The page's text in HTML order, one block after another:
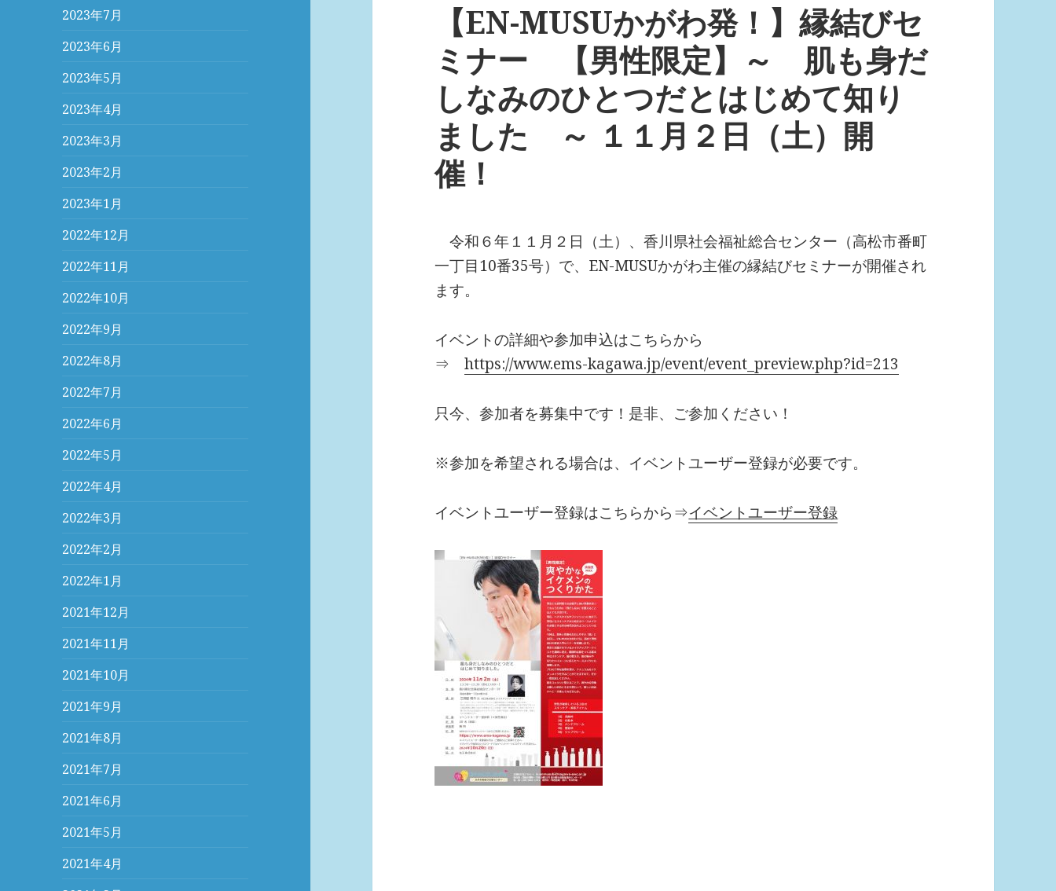
2023年7月
2023年6月
2023年5月
2023年4月
2023年3月
2023年2月
2023年1月
2022年12月
2022年11月
2022年10月
2022年9月
2022年8月
2022年7月
2022年6月
2022年5月
2022年4月
2022年3月
2022年2月
2022年1月
2021年12月
2021年11月
2021年10月
2021年9月
2021年8月
2021年7月
2021年6月
2021年5月
2021年4月
【EN-MUSUかがわ発！】縁結びセ
ミナー 【男性限定】～ 肌も身だ
しなみのひとつだとはじめて知り
ました ～ １１月２日（土）開
催！
令和６年１１月２日（土）、香川県社会福祉総合センター（高松市番町
一丁目10番35号）で、EN-MUSUかがわ主催の縁結びセミナーが開催され
ます。
イベントの詳細や参加申込はこちらから
⇒https://www.ems-kagawa.jp/event/event_preview.php?id=213
只今、参加者を募集中です！是非、ご参加ください！
※参加を希望される場合は、イベントユーザー登録が必要です。
イベントユーザー登録はこちらから⇒イベントユーザー登録